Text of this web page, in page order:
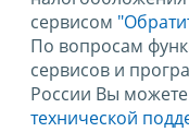
сервисом
По вопросам
сервисов и
России Вы
технической